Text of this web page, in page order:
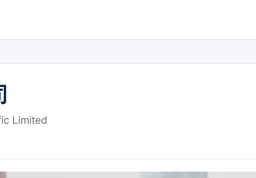
Limited